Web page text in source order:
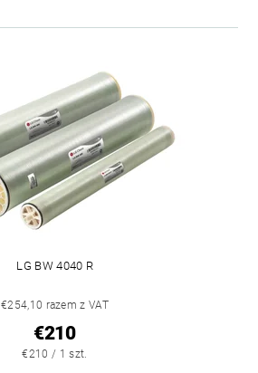
LG BW 4040 R
€254,10 razem z VAT
€210
€210 / 1 szt.